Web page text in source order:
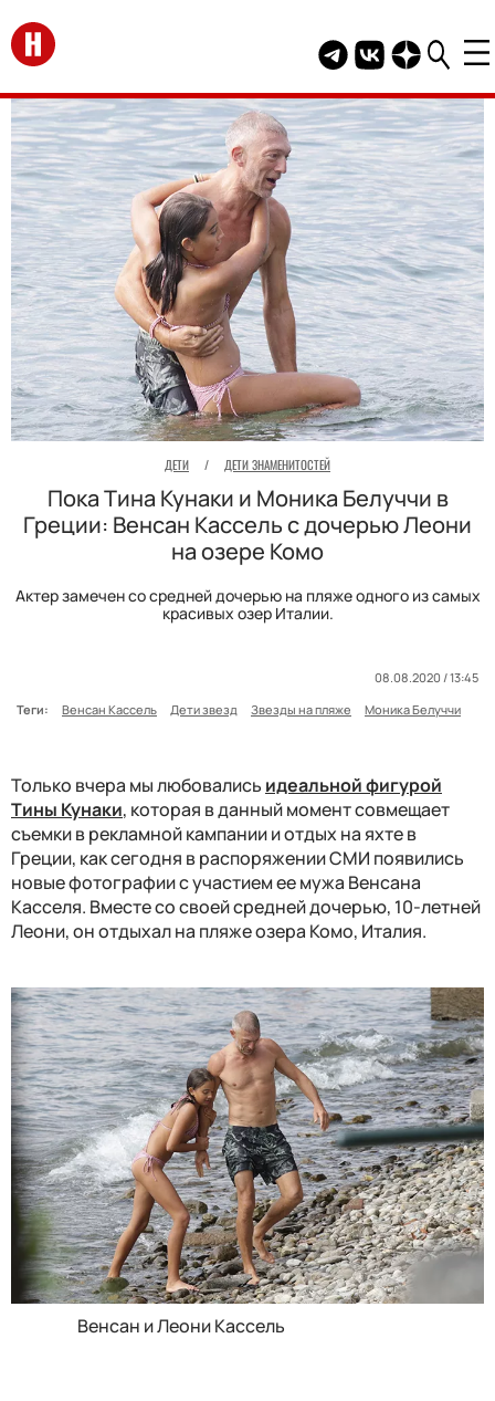
Перейти на главную
Telegram канал
Группа HELLO
Канал
ДЕТИ / ДЕТИ ЗНАМЕНИТОСТЕЙ
Пока Тина Кунаки и Моника Белуччи в
Греции: Венсан Кассель с дочерью Леони
на озере Комо
Актер замечен со средней дочерью на пляже одного из самых
красивых озер Италии.
08.08.2020 / 13:45
Теги:
Венсан Кассель Дети звезд Звезды на пляже Моника Белуччи
Только вчера мы любовались идеальной фигурой
Тины Кунаки, которая в данный момент совмещает
съемки в рекламной кампании и отдых на яхте в
Греции, как сегодня в распоряжении СМИ появились
новые фотографии с участием ее мужа Венсана
Касселя. Вместе со своей средней дочерью, 10-летней
Леони, он отдыхал на пляже озера Комо, Италия.
Венсан и Леони Кассель